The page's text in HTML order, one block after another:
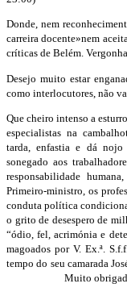
Donde, nem
carreira docente»nem
críticas de Belém. Vergonha
Desejo muito estar
como interlocutores , não
Que cheiro intenso a
especialistas na
tarda, enfastia e dá nojo
sonegado aos
responsabilidade humana,
Primeiro-ministro, os
conduta política
o grito de desespero de
“ódio, fel, acrimónia e
magoados por V. Ex.ª. S.f.f
tempo do seu camarada
Muito